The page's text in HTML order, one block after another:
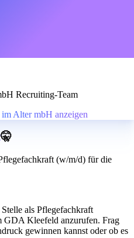
Recruiting-Team
Alter mbH anzeigen
🤫
(w/m/d) für die
als Pflegefachkraft
GDA Kleefeld anzurufen. Frag
gewinnen kannst oder ob es